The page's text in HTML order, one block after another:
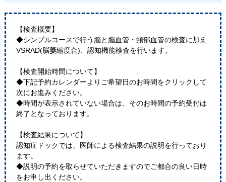
【検査概要】
◆シンプルコースで行う脳と脳血管・頸部血管の検査に加え
VSRAD(脳萎縮度合)、認知機能検査を行います。
【検査開始時間について】
◆下記予約カレンダーよりご希望日のお時間をクリックして
次にお進みください。
◆時間が表示されていない場合は、そのお時間の予約受付は
終了となっております。
【検査結果について】
認知症ドックでは、医師による検査結果の説明を行っており
ます。
◆説明の予約を取らせていただきますのでご都合の良い日時
をお申し出ください。